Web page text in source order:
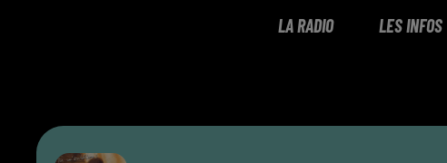
LA RADIO LES INFOS